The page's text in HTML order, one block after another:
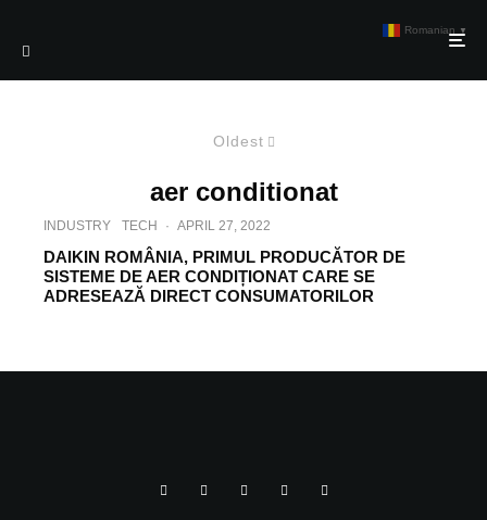
Oldest
aer conditionat
INDUSTRY TECH · APRIL 27, 2022
DAIKIN ROMÂNIA, PRIMUL PRODUCĂTOR DE
SISTEME DE AER CONDIȚIONAT CARE SE
ADRESEAZĂ DIRECT CONSUMATORILOR
Romanian ▼